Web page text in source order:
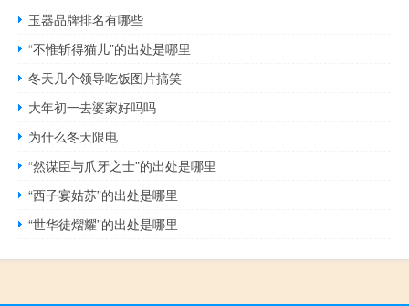
玉器品牌排名有哪些
“不惟斩得猫儿”的出处是哪里
冬天几个领导吃饭图片搞笑
大年初一去婆家好吗吗
为什么冬天限电
“然谋臣与爪牙之士”的出处是哪里
“西子宴姑苏”的出处是哪里
“世华徒熠耀”的出处是哪里